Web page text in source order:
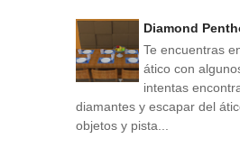
Diamond
Te encuentras
ático con
intentas
diamantes y escapar del
objetos y pista...